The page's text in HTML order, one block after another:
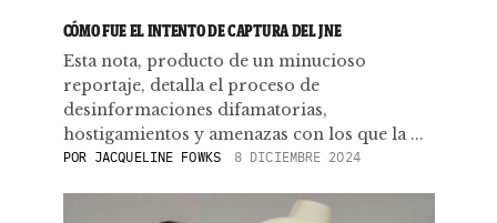
CÓMO FUE EL INTENTO DE CAPTURA DEL JNE
Esta nota, producto de un minucioso
reportaje, detalla el proceso de
desinformaciones difamatorias,
hostigamientos y amenazas con los que la ...
POR JACQUELINE FOWKS 8 DICIEMBRE 2024